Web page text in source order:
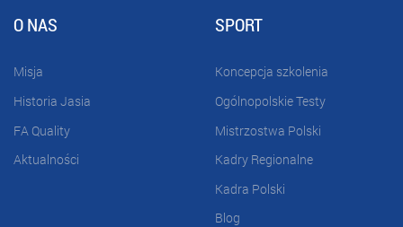
O NAS
Misja
Historia Jasia
FA Quality
Aktualności
SPORT
Koncepcja szkolenia
Ogólnopolskie Testy
Mistrzostwa Polski
Kadry Regionalne
Kadra Polski
Blog